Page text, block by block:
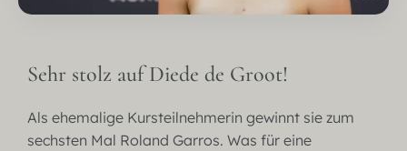
Sehr stolz auf Diede de Groot!
Als ehemalige Kursteilnehmerin gewinnt sie zum
sechsten Mal Roland Garros. Was für eine